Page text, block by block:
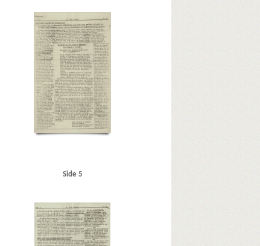
Andersen, Alsing, politiker
Blegdamsvej, Kbh.
politiker Bulgarien
C
redaktør
Nationalraad
Danskeren, blad, Sverige
Ellisten, Herbert, bladudgiver
Jensen, Sigurd, vaskeriejer, Nordby
Henrik, gesandt
Side 5